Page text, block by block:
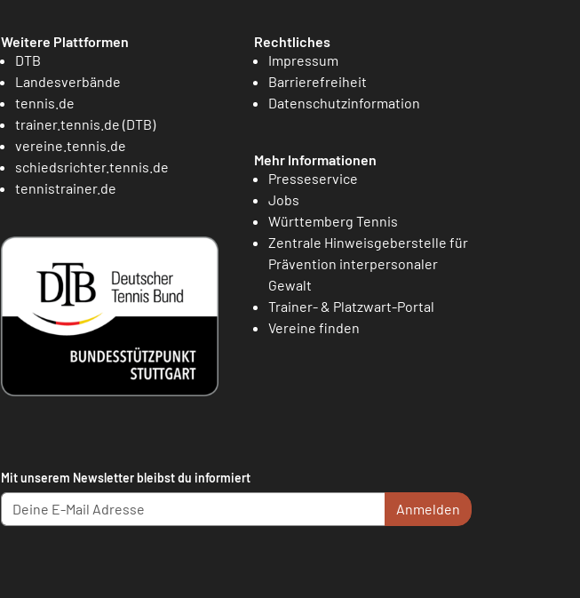
Weitere Plattformen
DTB
Landesverbände
tennis.de
trainer.tennis.de (DTB)
vereine.tennis.de
schiedsrichter.tennis.de
tennistrainer.de
Rechtliches
Impressum
Barrierefreiheit
Datenschutzinformation
Mehr Informationen
Presseservice
Jobs
Württemberg Tennis
Zentrale Hinweisgeberstelle für
Prävention interpersonaler
Gewalt
Trainer- & Platzwart-Portal
Vereine finden
Mit unserem Newsletter bleibst du informiert
Anmelden